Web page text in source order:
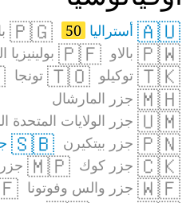
🇦🇺أستراليا 50
🇵🇬
🇵🇼بالاو 🇵🇫بولينيزيا
🇹🇰توكيلو 🇹🇴تونجا
🇲🇭جزر المارشال
🇺🇲جزر الولايات المتحدة
🇵🇳جزر بيتكيرن 🇸🇧
🇨🇰جزر كوك 🇲🇵جزر
🇼🇫جزر والس وفوتونا